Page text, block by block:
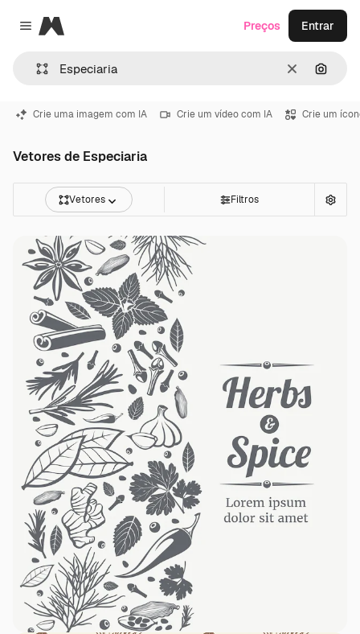
Close menu
Magnific
Limpar
Preços Entrar
Crie uma imagem com IA Crie um vídeo com IA Crie um
Vetores de Especiaria
Vetores Filtros